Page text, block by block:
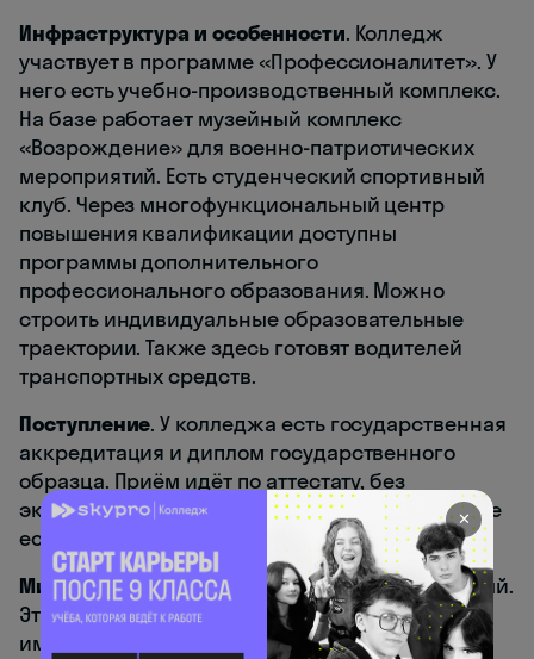
Инфраструктура и особенности. Колледж
участвует в программе «Профессионалитет». У
него есть учебно-производственный комплекс.
На базе работает музейный комплекс
«Возрождение» для военно-патриотических
мероприятий. Есть студенческий спортивный
клуб. Через многофункциональный центр
повышения квалификации доступны
программы дополнительного
профессионального образования. Можно
строить индивидуальные образовательные
траектории. Также здесь готовят водителей
транспортных средств.
Поступление. У колледжа есть государственная
аккредитация и диплом государственного
образца. Приём идёт по аттестату, без
экзаменов. Бюджетные места есть. Общежитие
есть. Образовательный кредит доступен.
Минусы. Профиль очень чёткий и транспортный.
Этот вариант подойдёт тем, кто уже смотрит
именно в эту отрасль.
✕